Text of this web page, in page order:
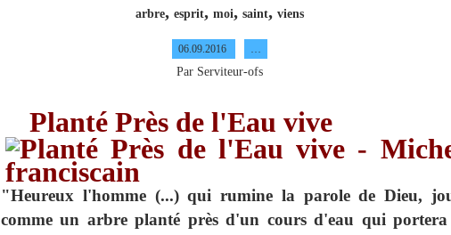
arbre, esprit, moi, saint, viens
06.09.2016
Par Serviteur-ofs
Planté Près de l'Eau vive
"Heureux l'homme (...) qui rumine la parole de Dieu,
comme un arbre planté près d'un cours d'eau qui